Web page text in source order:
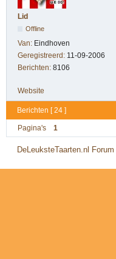
Lid
Offline
Van: Eindhoven
Geregistreerd: 11-09-2006
Berichten: 8106
Website
Berichten [ 24 ]
Pagina's 1
DeLeuksteTaarten.nl Forum